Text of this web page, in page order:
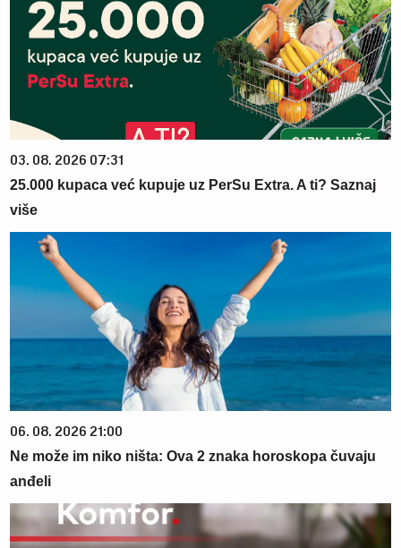
03. 08. 2026 07:31
25.000 kupaca već kupuje uz PerSu Extra. A ti? Saznaj
više
06. 08. 2026 21:00
Ne može im niko ništa: Ova 2 znaka horoskopa čuvaju
anđeli